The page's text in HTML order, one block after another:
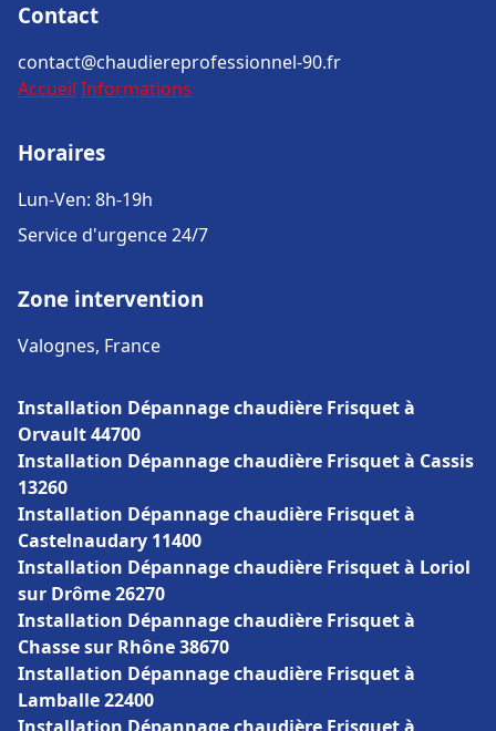
Contact
contact@chaudiereprofessionnel-90.fr
Accueil Informations
Horaires
Lun-Ven: 8h-19h
Service d'urgence 24/7
Zone intervention
Valognes, France
Installation Dépannage chaudière Frisquet à
Orvault 44700
Installation Dépannage chaudière Frisquet à Cassis
13260
Installation Dépannage chaudière Frisquet à
Castelnaudary 11400
Installation Dépannage chaudière Frisquet à Loriol
sur Drôme 26270
Installation Dépannage chaudière Frisquet à
Chasse sur Rhône 38670
Installation Dépannage chaudière Frisquet à
Lamballe 22400